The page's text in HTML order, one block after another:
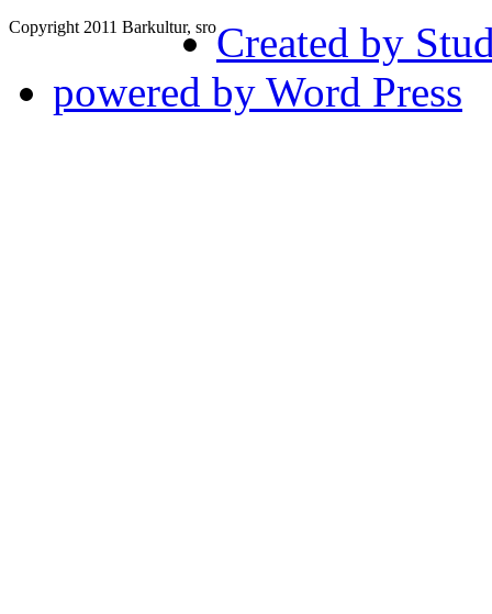
Copyright 2011 Barkultur, sroCreated by
powered by Word Press